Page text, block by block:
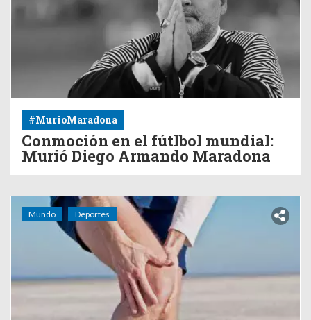
#MurioMaradona
Conmoción en el fútlbol mundial:
Murió Diego Armando Maradona
Mundo Deportes